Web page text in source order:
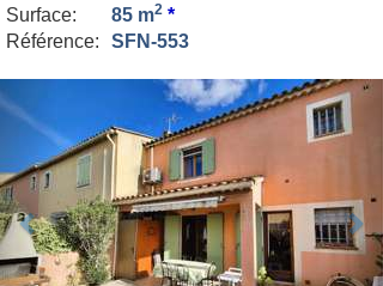
Surface:
85 m2 *
Référence:
SFN-553